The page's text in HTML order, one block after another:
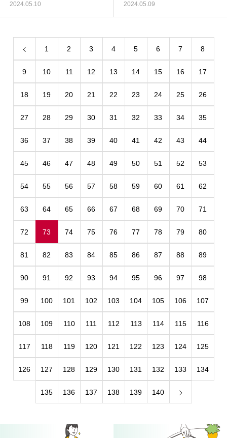
2024.05.10 2024.05.09
1 2 3 4 5 6 7 8
9 10 11 12 13 14 15 16 17
18 19 20 21 22 23 24 25 26
27 28 29 30 31 32 33 34 35
36 37 38 39 40 41 42 43 44
45 46 47 48 49 50 51 52 53
54 55 56 57 58 59 60 61 62
63 64 65 66 67 68 69 70 71
72 73 74 75 76 77 78 79 80
81 82 83 84 85 86 87 88 89
90 91 92 93 94 95 96 97 98
99 100 101 102 103 104 105 106 107
108 109 110 111 112 113 114 115 116
117 118 119 120 121 122 123 124 125
126 127 128 129 130 131 132 133 134
135 136 137 138 139 140